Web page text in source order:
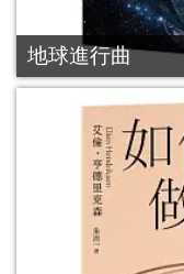
地球進行曲